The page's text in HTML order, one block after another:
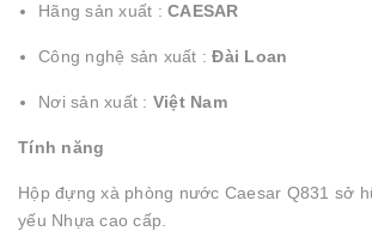
Hãng sản xuất : CAESAR
Công nghệ sản xuất :Đài Loan
Nơi sản xuất : Việt Nam
Tính năng
Hộp đựng xà phòng nước Caesar Q831 sở
yếu Nhựa cao cấp.